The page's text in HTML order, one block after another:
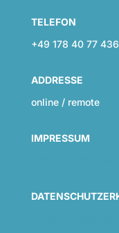
TELEFON
+49 178 40 77 436
ADDRESSE
online / remote
IMPRESSUM